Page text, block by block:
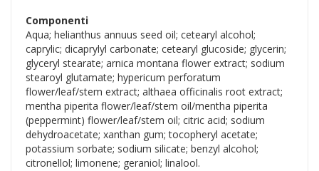
Componenti
Aqua; helianthus annuus seed oil; cetearyl alcohol;
caprylic; dicaprylyl carbonate; cetearyl glucoside; glycerin;
glyceryl stearate; arnica montana flower extract; sodium
stearoyl glutamate; hypericum perforatum
flower/leaf/stem extract; althaea officinalis root extract;
mentha piperita flower/leaf/stem oil/mentha piperita
(peppermint) flower/leaf/stem oil; citric acid; sodium
dehydroacetate; xanthan gum; tocopheryl acetate;
potassium sorbate; sodium silicate; benzyl alcohol;
citronellol; limonene; geraniol; linalool.